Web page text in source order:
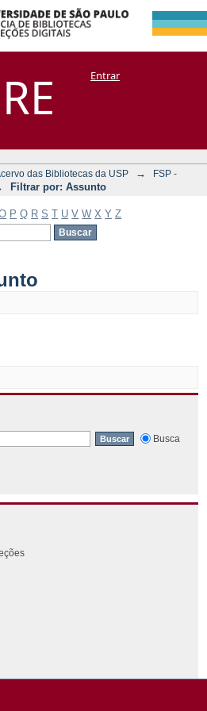
por:
+ CoriscoEntrar
das Bibliotecas da USP →
FSP -
Filtrar por: Assunto
P Q R S T U V W X Y Z
Busca